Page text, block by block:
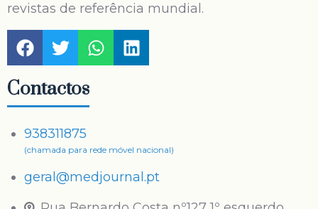
revistas de referência mundial.
Contactos
938311875
(chamada para rede móvel nacional)
geral@medjournal.pt